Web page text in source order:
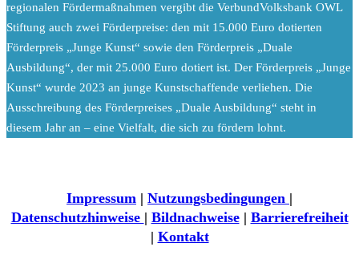
regionalen Fördermaßnahmen vergibt die VerbundVolksbank OWL
Stiftung auch zwei Förderpreise: den mit 15.000 Euro dotierten
Förderpreis „Junge Kunst“ sowie den Förderpreis „Duale
Ausbildung“, der mit 25.000 Euro dotiert ist. Der Förderpreis „Junge
Kunst“ wurde 2023 an junge Kunstschaffende verliehen. Die
Ausschreibung des Förderpreises „Duale Ausbildung“ steht in
diesem Jahr an – eine Vielfalt, die sich zu fördern lohnt.
Impressum | Nutzungsbedingungen |
Datenschutzhinweise | Bildnachweise| Barrierefreiheit
| Kontakt